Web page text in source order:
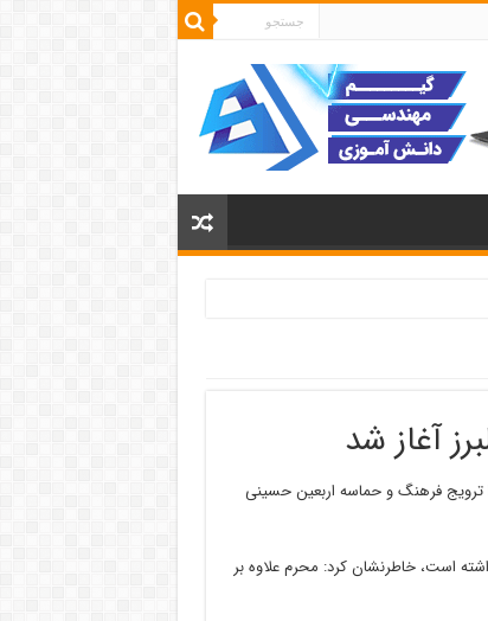
آغاز شد
ترویج فرهنگ و حماسه اربعین حسینی
است، خاطرنشان کرد: محرم علاوه بر